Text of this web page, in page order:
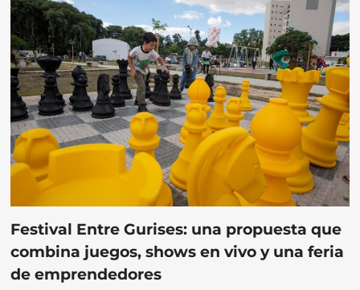
Festival Entre Gurises: una propuesta que
combina juegos, shows en vivo y una feria
de emprendedores